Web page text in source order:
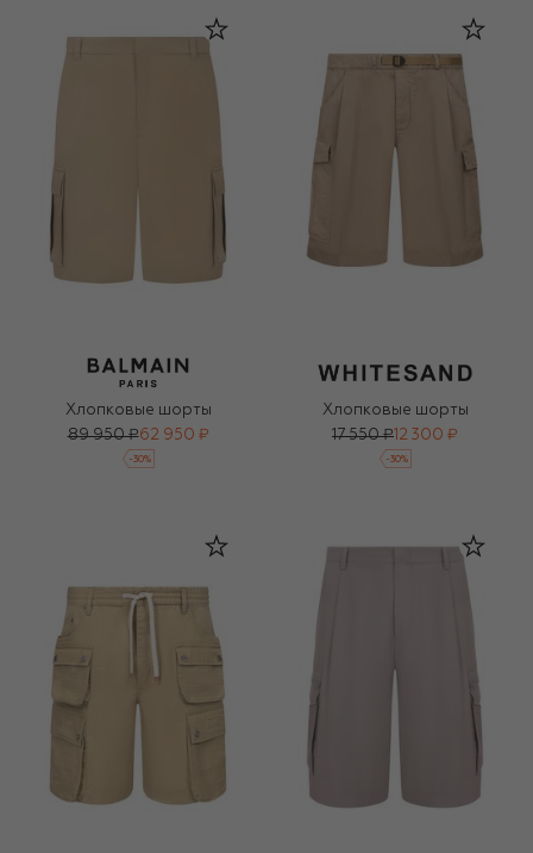
Хлопковые шорты
89 950 ₽62 950 ₽
-30%
Хлопковые шорты
17 550 ₽ 12 300 ₽
-30%